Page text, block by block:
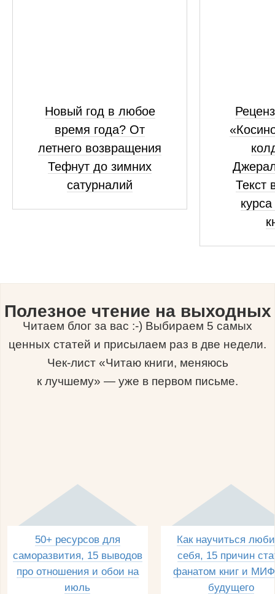
Новый год в любое
время года? От
летнего возвращения
Тефнут до зимних
сатурналий
Текст
Полезное чтение на выходных
Читаем блог за вас :-) Выбираем 5 самых
ценных статей и присылаем раз в две недели.
Чек-лист «Читаю книги, меняюсь
к лучшему» — уже в первом письме.
50+ ресурсов для
саморазвития, 15 выводов
про отношения и обои на
июль
Как научиться
себя, 15 причин
фанатом книг и
будущего